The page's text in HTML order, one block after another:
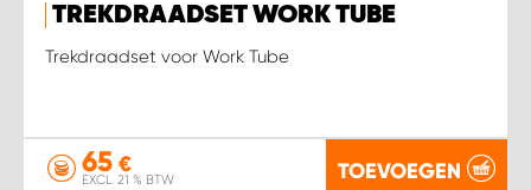
TREKDRAADSET WORK TUBE
Trekdraadset voor Work Tube
65 €
EXCL. 21 % BTW TOEVOEGEN